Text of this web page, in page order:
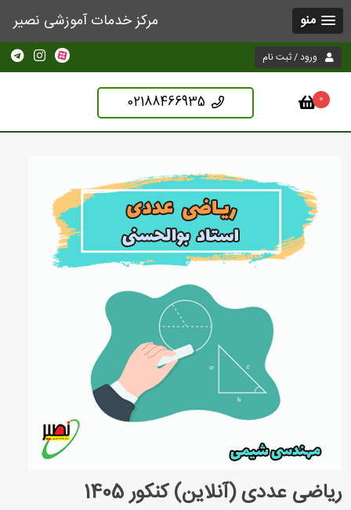
مرکز خدمات آموزشی نصیر منو
ورود / ثبت نام
0
02188466935
ریاضی عددی (آنلاین) کنکور 1405